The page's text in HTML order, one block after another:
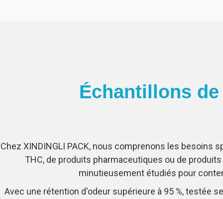
Échantillons
Chez XINDINGLI PACK, nous comprenons les
THC, de produits pharmaceutiques ou de
minutieusement étudiés pour
Avec une rétention d'odeur supérieure à 95 %, testée